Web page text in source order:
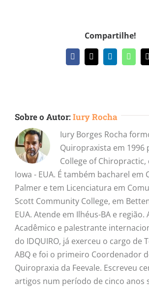
Compartilhe!
Facebook
X LinkedIn
Sobre o Autor:Iury Rocha
Iury Borges Rocha
Quiropraxista em 1996
College of
Iowa - EUA. É também bacharel em
Palmer e tem Licenciatura em
Scott Community College, em
EUA. Atende em Ilhéus-BA e
Acadêmico e palestrante
do IDQUIRO, já exerceu o cargo de
ABQ e foi o primeiro Coordenador
Quiropraxia da Feevale. Escreveu
artigos num período de cinco anos